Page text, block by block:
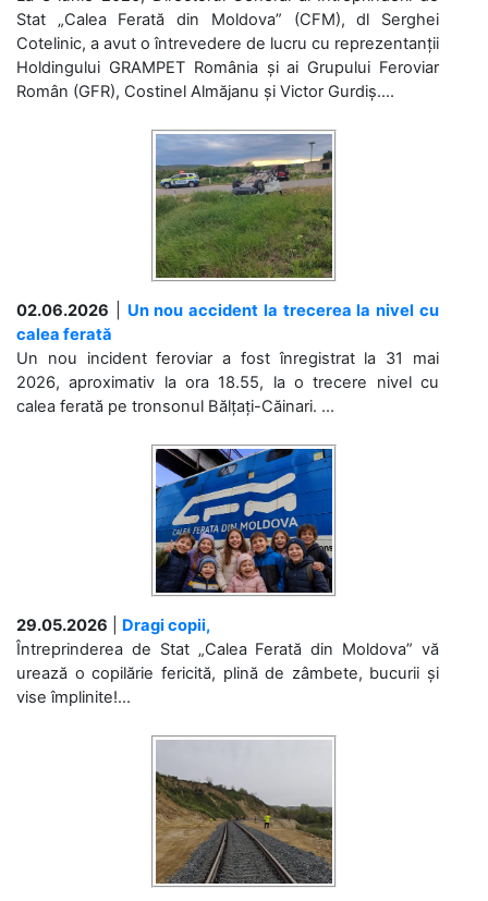
Stat „Calea Ferată din Moldova” (CFM), dl Serghei
Cotelinic, a avut o întrevedere de lucru cu reprezentanții
Holdingului GRAMPET România și ai Grupului Feroviar
Român (GFR), Costinel Almăjanu și Victor Gurdiș....
02.06.2026
Un nou accident la trecerea la nivel cu
calea ferată
Un nou incident feroviar a fost înregistrat la 31 mai
2026, aproximativ la ora 18.55, la o trecere nivel cu
calea ferată pe tronsonul Bălțați-Căinari. ...
29.05.2026
Dragi copii,
Întreprinderea de Stat „Calea Ferată din Moldova” vă
urează o copilărie fericită, plină de zâmbete, bucurii și
vise împlinite!...